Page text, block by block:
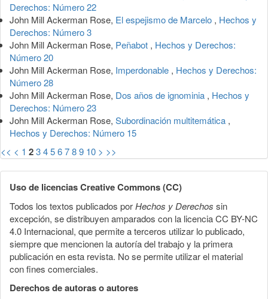
Derechos: Número 22
John Mill Ackerman Rose, El espejismo de Marcelo , Hechos y
Derechos: Número 3
John Mill Ackerman Rose, Peñabot , Hechos y Derechos:
Número 20
John Mill Ackerman Rose, Imperdonable , Hechos y Derechos:
Número 28
John Mill Ackerman Rose, Dos años de ignominia , Hechos y
Derechos: Número 23
John Mill Ackerman Rose, Subordinación multitemática ,
Hechos y Derechos: Número 15
<< < 1 23456789 10 > >>
Uso de licencias Creative Commons (CC)
Todos los textos publicados porHechos y Derechos sin
excepción, se distribuyen amparados con la licencia CC BY-NC
4.0 Internacional, que permite a terceros utilizar lo publicado,
siempre que mencionen la autoría del trabajo y la primera
publicación en esta revista. No se permite utilizar el material
con fines comerciales.
Derechos de autoras o autores